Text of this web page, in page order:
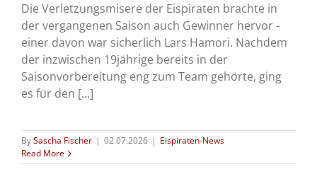
Die Verletzungsmisere der Eispiraten brachte in
der vergangenen Saison auch Gewinner hervor -
einer davon war sicherlich Lars Hamori. Nachdem
der inzwischen 19jährige bereits in der
Saisonvorbereitung eng zum Team gehörte, ging
es für den [...]
BySascha Fischer | 02.07.2026 | Eispiraten-News
Read More